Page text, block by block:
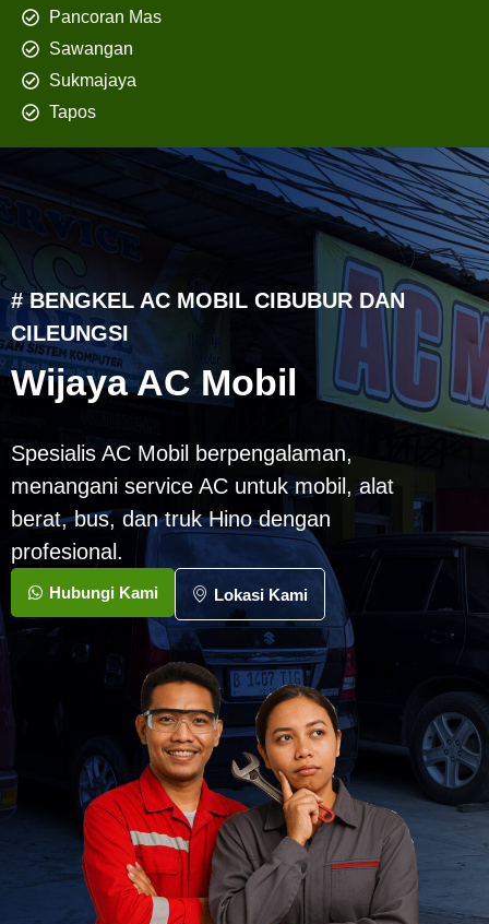
Pancoran Mas
Sawangan
Sukmajaya
Tapos
# BENGKEL AC MOBIL CIBUBUR DAN
CILEUNGSI
Wijaya AC Mobil
Spesialis AC Mobil berpengalaman,
menangani service AC untuk mobil, alat
berat, bus, dan truk Hino dengan
profesional.
Hubungi Kami Lokasi Kami